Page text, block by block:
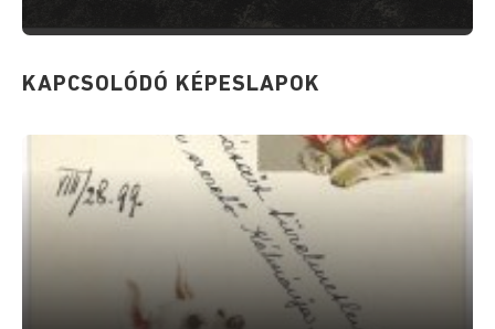
KAPCSOLÓDÓ KÉPESLAPOK